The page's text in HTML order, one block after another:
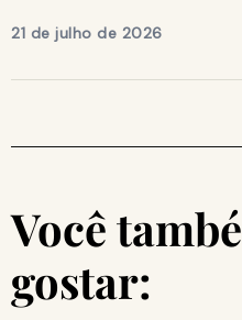
21 de julho de 2026
Você
gostar: